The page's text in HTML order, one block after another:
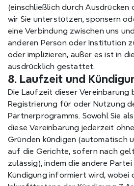
(einschließlich durch Ausdrücken
wir Sie unterstützen, sponsern
eine Verbindung zwischen uns
anderen Person oder Institution
oder implizieren, außer es ist in
ausdrücklich gestattet.
8. Laufzeit und
Die Laufzeit dieser Vereinbarung
Registrierung für oder Nutzung
Partnerprogramms. Sowohl Sie
diese Vereinbarung jederzeit
Gründen kündigen (automatisch
auf die Gerichte, sofern nach
zulässig), indem die andere
Kündigung informiert wird, wobei